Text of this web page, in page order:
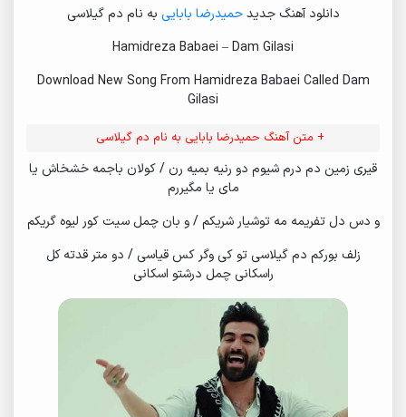
دانلود آهنگ جدیدحمیدرضا بابایی به نام دم گیلاسی
Hamidreza Babaei – Dam Gilasi
Download New Song From Hamidreza Babaei Called Dam
Gilasi
+ متن آهنگ حمیدرضا بابایی به نام دم گیلاسی
قیری زمین دم درم شیوم دو رنیه بمیه رن / کولان باجمه خشخاش یا
مای یا مگیررم
و دس دل تفریمه مه توشیار شریکم / و بان چمل سیت کور لیوه گریکم
زلف بورکم دم‌ گیلاسی تو کی وگر کس قیاسی / دو متر قدته کل
راسکانی چمل درشتو اسکانی